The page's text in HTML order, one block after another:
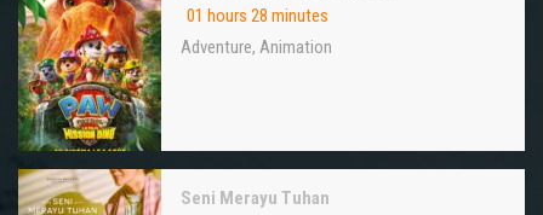
01 hours 28 minutes
Adventure, Animation
Seni Merayu Tuhan